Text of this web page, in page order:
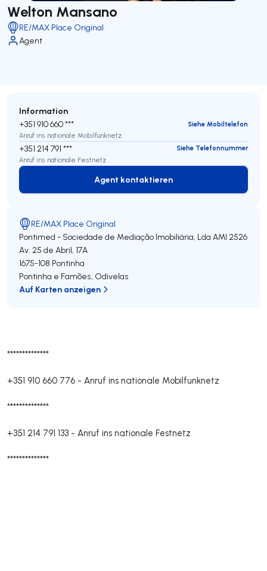
Welton Mansano
RE/MAX Place Original
Agent
**************
+351 910 660 776 - Anruf ins nationale Mobilfunknetz
**************
+351 214 791 133 - Anruf ins nationale Festnetz
**************
Information
+351 910 660 ***
Siehe Mobiltelefon
Anruf ins nationale Mobilfunknetz
+351 214 791 ***
Siehe Telefonnummer
Anruf ins nationale Festnetz
Agent kontaktieren
Agent kontaktieren
RE/MAX Place Original
Pontimed - Sociedade de Mediação Imobiliária, Lda AMI 2526
Av. 25 de Abril, 17A
1675-108 Pontinha
Pontinha e Famões, Odivelas
Auf Karten anzeigen